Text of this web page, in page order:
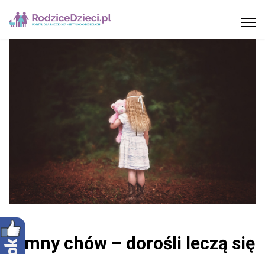
Zimny chów – dorośli leczą się